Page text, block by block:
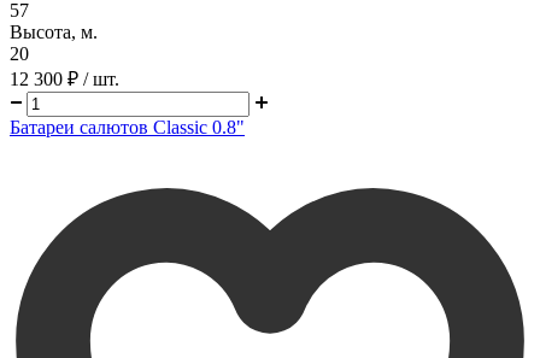
57
Высота, м.
20
12 300 ₽ / шт.
Батареи салютов Classic 0.8"